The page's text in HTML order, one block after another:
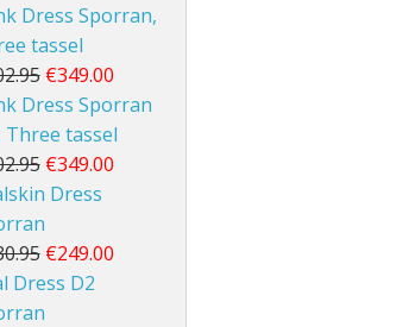
Dress Sporran,
tassel
€349.00
Dress Sporran
Three tassel
€349.00
Dress
€249.00
Dress D2